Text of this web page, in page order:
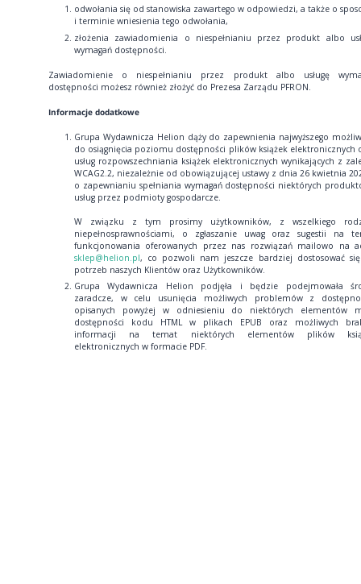
odwołania się od stanowiska zawartego w odpowiedzi, a także o
i terminie wniesienia tego odwołania,
złożenia zawiadomienia o niespełnianiu przez produkt albo
wymagań dostępności.
Zawiadomienie o niespełnianiu przez produkt albo usługę
dostępności możesz również złożyć do Prezesa Zarządu PFRON.
Informacje dodatkowe
Grupa Wydawnicza Helion dąży do zapewnienia najwyższego
do osiągnięcia poziomu dostępności plików książek elektronicznych
usług rozpowszechniania książek elektronicznych wynikających z
WCAG2.2, niezależnie od obowiązującej ustawy z dnia 26 kwietnia
o zapewnianiu spełniania wymagań dostępności niektórych
usług przez podmioty gospodarcze.
W związku z tym prosimy użytkowników, z wszelkiego
niepełnosprawnościami, o zgłaszanie uwag oraz sugestii na
funkcjonowania oferowanych przez nas rozwiązań mailowo na
sklep@helion.pl, co pozwoli nam jeszcze bardziej dostosować
potrzeb naszych Klientów oraz Użytkowników.
Grupa Wydawnicza Helion podjęła i będzie podejmowała
zaradcze, w celu usunięcia możliwych problemów z
opisanych powyżej w odniesieniu do niektórych elementów
dostępności kodu HTML w plikach EPUB oraz możliwych
informacji na temat niektórych elementów plików
elektronicznych w formacie PDF.